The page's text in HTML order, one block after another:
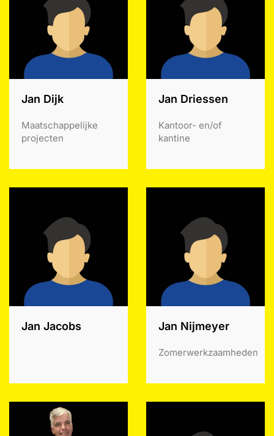
Jan Dijk
Maatschappelijke
projecten
Jan Driessen
Kantoor- en/of
kantine
Jan Jacobs Jan Nijmeyer
Zomerwerkzaamheden